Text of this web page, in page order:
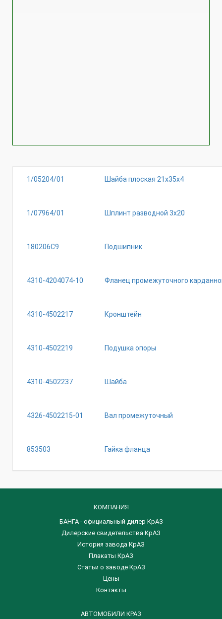
1/05204/01 Шайба плоская 21х35х4
1/07964/01 Шплинт разводной 3х20
180206С9 Подшипник
4310-4204074-10 Фланец промежуточного
4310-4502217 Кронштейн
4310-4502219 Подушка опоры
4310-4502237 Шайба
4326-4502215-01 Вал промежуточный
853503 Гайка фланца
КОМПАНИЯ
БАНГА - официальный дилер КрАЗ
Дилерские свидетельства КрАЗ
История завода КрАЗ
Плакаты КрАЗ
Статьи о заводе КрАЗ
Цены
Контакты
АВТОМОБИЛИ КРАЗ